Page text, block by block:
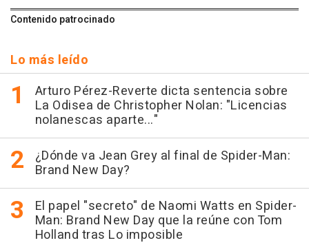
Contenido patrocinado
Lo más leído
Arturo Pérez-Reverte dicta sentencia sobre
La Odisea de Christopher Nolan: "Licencias
nolanescas aparte..."
¿Dónde va Jean Grey al final de Spider-Man:
Brand New Day?
El papel "secreto" de Naomi Watts en Spider-
Man: Brand New Day que la reúne con Tom
Holland tras Lo imposible